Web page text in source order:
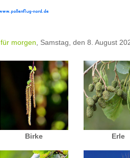
für morgen , Samstag, den 8. August
Birke Erle